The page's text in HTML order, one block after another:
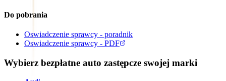
Do pobrania
Oswiadczenie sprawcy - poradnik
Oswiadczenie sprawcy - PDF
Wybierz bezpłatne auto zastępcze swojej marki